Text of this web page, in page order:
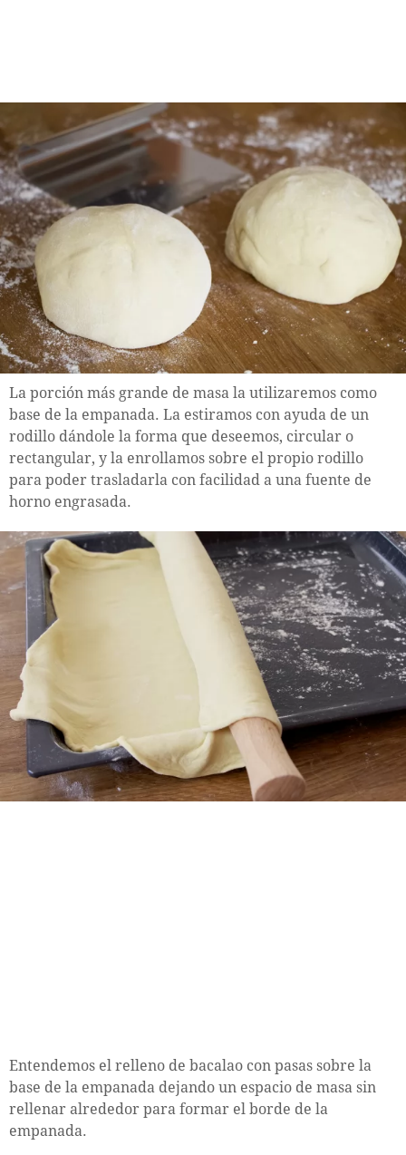
La porción más grande de masa la utilizaremos como
base de la empanada. La estiramos con ayuda de un
rodillo dándole la forma que deseemos, circular o
rectangular, y la enrollamos sobre el propio rodillo
para poder trasladarla con facilidad a una fuente de
horno engrasada.
Entendemos el relleno de bacalao con pasas sobre la
base de la empanada dejando un espacio de masa sin
rellenar alrededor para formar el borde de la
empanada.